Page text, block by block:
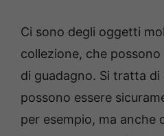
Ci sono degli oggetti
collezione, che
di guadagno. Si tratta
possono essere
per esempio, ma anche